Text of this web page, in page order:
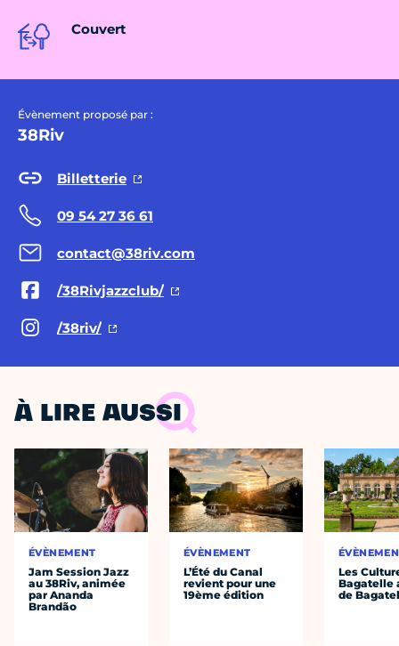
Couvert
Évènement proposé par :
38Riv
Billetterie
09 54 27 36 61
contact@38riv.com
/38Rivjazzclub/
/38riv/
À LIRE AUSSI
ÉVÈNEMENT
Jam Session Jazz
au 38Riv, animée
par Ananda
Brandão
ÉVÈNEMENT
L’Été du Canal
revient pour une
19ème édition
Les
Bagatelle
de